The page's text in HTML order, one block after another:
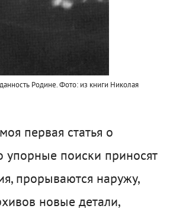
Родине.Фото: из книги Николая
первая статья о
упорные поиски приносят
прорываются наружу,
новые детали,